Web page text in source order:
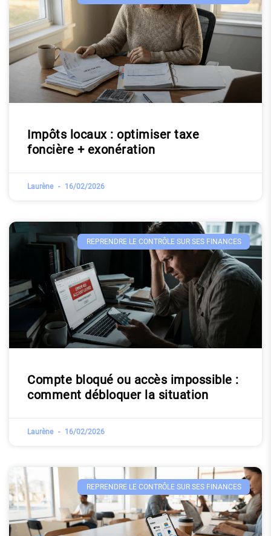
Impôts locaux : optimiser taxe
foncière + exonération
Laurène 16/02/2026
REPRENDRE LE CONTRÔLE SUR SES FINANCES
Compte bloqué ou accès impossible :
comment débloquer la situation
Laurène 16/02/2026
REPRENDRE LE CONTRÔLE SUR SES FINANCES